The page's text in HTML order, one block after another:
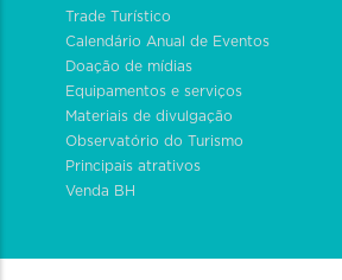
Trade Turístico
Calendário Anual de Eventos
Doação de mídias
Equipamentos e serviços
Materiais de divulgação
Observatório do Turismo
Principais atrativos
Venda BH